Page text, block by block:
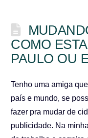
COMO
PAULO OU
Tenho uma amiga
país e mundo, se
fazer pra mudar de
publicidade. Na